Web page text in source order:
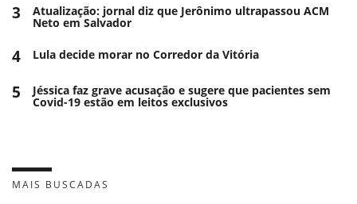
3 Atualização: jornal diz que Jerônimo ultrapassou ACM
Neto em Salvador
4 Lula decide morar no Corredor da Vitória
5 Jéssica faz grave acusação e sugere que pacientes sem
Covid-19 estão em leitos exclusivos
MAIS BUSCADAS